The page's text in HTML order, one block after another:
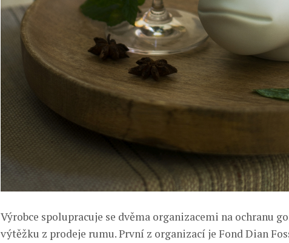
Výrobce spolupracuje se dvěma organizacemi na ochranu
výtěžku z prodeje rumu. První z organizací je Fond Dian